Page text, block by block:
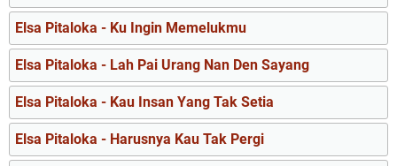
Elsa Pitaloka - Ku Ingin Memelukmu
Elsa Pitaloka - Lah Pai Urang Nan Den Sayang
Elsa Pitaloka - Kau Insan Yang Tak Setia
Elsa Pitaloka - Harusnya Kau Tak Pergi